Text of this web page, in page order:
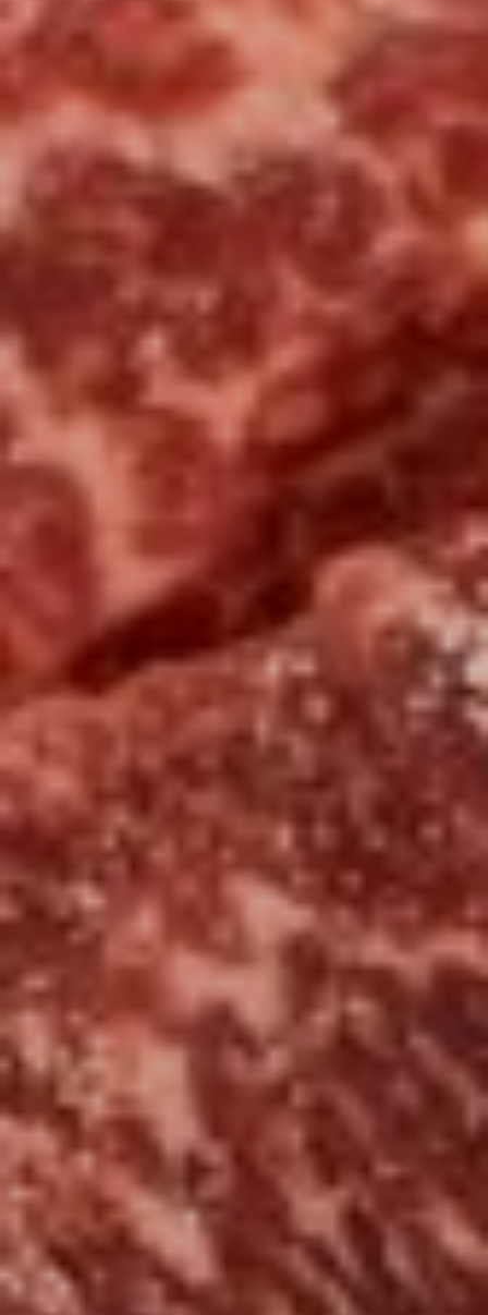
Оставьте заявку и мы соберем набор для Вас
Я согласен(-на) на обработку персональных данных.
Отправить